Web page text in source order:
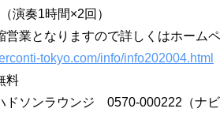
時間×2回）
ますので詳しくはホームペー
tokyo.com/info/info202004.html
料
ソンラウンジ 0570-000222（ナビ